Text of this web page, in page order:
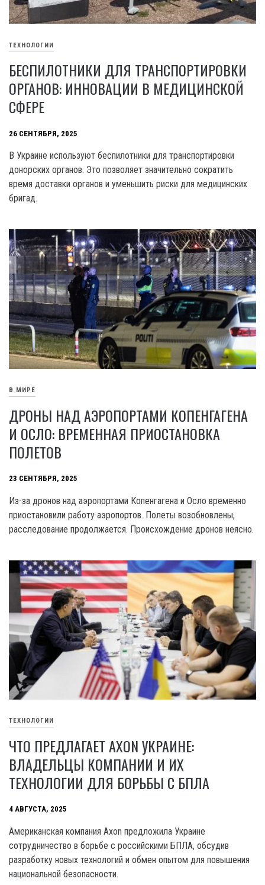
ТЕХНОЛОГИИ
БЕСПИЛОТНИКИ ДЛЯ ТРАНСПОРТИРОВКИ
ОРГАНОВ: ИННОВАЦИИ В МЕДИЦИНСКОЙ
СФЕРЕ
26 СЕНТЯБРЯ, 2025
В Украине используют беспилотники для транспортировки
донорских органов. Это позволяет значительно сократить
время доставки органов и уменьшить риски для медицинских
бригад.
В МИРЕ
ДРОНЫ НАД АЭРОПОРТАМИ КОПЕНГАГЕНА
И ОСЛО: ВРЕМЕННАЯ ПРИОСТАНОВКА
ПОЛЕТОВ
23 СЕНТЯБРЯ, 2025
Из-за дронов над аэропортами Копенгагена и Осло временно
приостановили работу аэропортов. Полеты возобновлены,
расследование продолжается. Происхождение дронов неясно.
ТЕХНОЛОГИИ
ЧТО ПРЕДЛАГАЕТ AXON УКРАИНЕ:
ВЛАДЕЛЬЦЫ КОМПАНИИ И ИХ
ТЕХНОЛОГИИ ДЛЯ БОРЬБЫ С БПЛА
4 АВГУСТА, 2025
Американская компания Axon предложила Украине
сотрудничество в борьбе с российскими БПЛА, обсудив
разработку новых технологий и обмен опытом для повышения
национальной безопасности.